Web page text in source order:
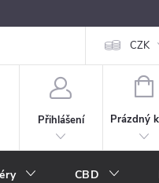
Vše o e-kouřeníCZK
Přihlášení
Prázdný
CBD